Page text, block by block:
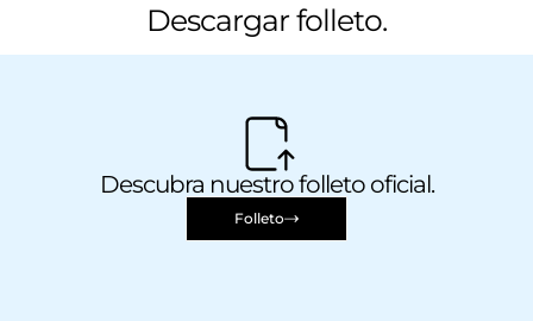
Descargar folleto.
Descubra nuestro folleto oficial.
Folleto